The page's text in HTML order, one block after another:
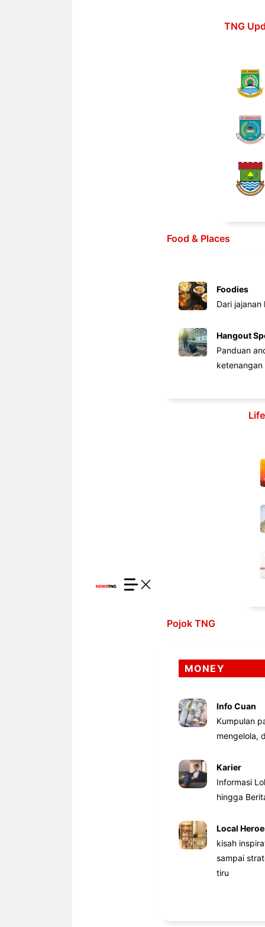
TNG
Food & Places
Foodies
Dari
Hangout
Panduan
ketenangan
Pojok TNG
MONEY
Info Cuan
Kumpulan
mengelola,
Karier
Informasi
hingga
Local
kisah
sampai
tiru